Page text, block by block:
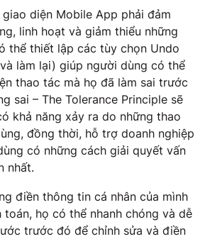
diện Mobile App phải đảm
linh hoạt và giảm thiểu những
thể thiết lập các tùy chọn Undo
làm lại) giúp người dùng có thể
thao tác mà họ đã làm sai trước
sai – The Tolerance Principle sẽ
khả năng xảy ra do những thao
đồng thời, hỗ trợ doanh nghiệp
có những cách giải quyết vấn
nhất.
điền thông tin cá nhân của mình
họ có thể nhanh chóng và dễ
trước đó để chỉnh sửa và điền